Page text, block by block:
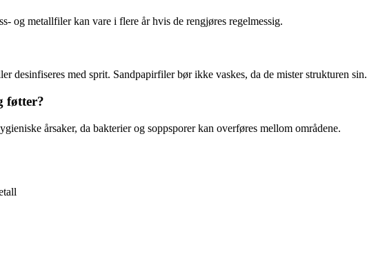
og metallfiler kan vare i flere år hvis de rengjøres regelmessig.
desinfiseres med sprit. Sandpapirfiler bør ikke vaskes, da de mister strukturen sin.
føtter?
årsaker, da bakterier og soppsporer kan overføres mellom områdene.